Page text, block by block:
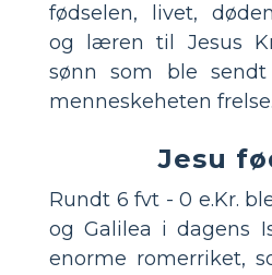
fødselen, livet,
og læren til Jesus
sønn som ble
menneskeheten frelse.
Jesu
Rundt 6 fvt - 0 e.Kr.
og Galilea i dagens
enorme romerriket,